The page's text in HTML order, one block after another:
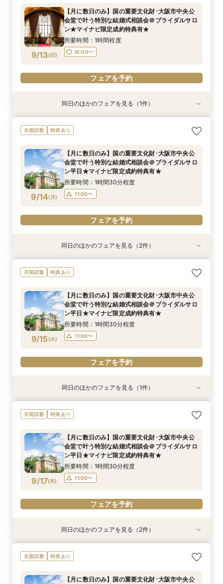
9/12(土
所要時間：3時間程度
10:00〜
フェアを予約
9/13(日)
【月に数日のみ】国の重要文化財･大阪市中央公
会堂で叶う特別な結婚式相談会＠ブライダルサロ
ン★マイナビ限定成約特典有★
所要時間：1時間程度
10:00〜
フェアを予約
特典あり
9/13(日)
【フォト＋会食・相談会】国の重要文化財･大阪
市中央公会堂で叶えるフォトウエディング相談会
所要時間：3時間程度
10:00〜
フェアを予約
同日のほかのフェアを見る（1件）
衣装試着 特典あり
9/14(月)
【月に数日のみ】国の重要文化財･大阪市中央公
会堂で叶う特別な結婚式相談会＠ブライダルサロ
ン平日★マイナビ限定成約特典有★
所要時間：1時間30分程度
11:00〜
フェアを予約
特典あり
9/14(月)
【フォト相談会】国の重要文化財･大阪市中央公
会堂で叶えるフォトウエディング相談会＠ブライ
所要時間：1時間程度
10:00〜
フェアを予約
9/14(月)
【月に数日のみ】国の重要文化財･大阪市中央公
会堂で叶う特別な結婚式相談会＠オンライン★マ
所要時間：1時間程度
11:00〜
フェアを予約
同日のほかのフェアを見る（2件）
衣装試着 特典あり
9/15(火)
【月に数日のみ】国の重要文化財･大阪市中央公
会堂で叶う特別な結婚式相談会＠ブライダルサロ
ン平日★マイナビ限定成約特典有★
所要時間：1時間30分程度
11:00〜
フェアを予約
9/15(火)
【月に数日のみ】国の重要文化財･大阪市中央公
会堂で叶う特別な結婚式相談会＠オンライン★マ
所要時間：1時間程度
11:00〜
フェアを予約
同日のほかのフェアを見る（1件）
衣装試着 特典あり
9/17(木)
【月に数日のみ】国の重要文化財･大阪市中央公
会堂で叶う特別な結婚式相談会＠ブライダルサロ
ン平日★マイナビ限定成約特典有★
所要時間：1時間30分程度
11:00〜
フェアを予約
特典あり
【フォト相談会】国の重要文化財･大阪市中央公
会堂で叶えるフォトウエディング相談会＠ブライ
【月に数日のみ】国の重要文化財･大阪市中央公
会堂で叶う特別な結婚式相談会＠オンライン★マ
同日のほかのフェアを見る（2件）
衣装試着 特典あり
【月に数日のみ】国の重要文化財･大阪市中央公